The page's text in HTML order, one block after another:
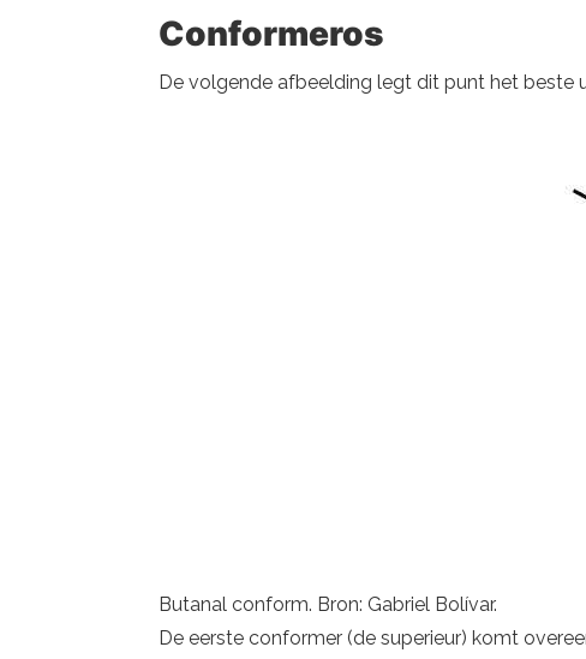
Conformeros
De volgende afbeelding legt dit punt het beste
Butanal conform. Bron: Gabriel Bolívar.
De eerste conformer (de superieur) komt